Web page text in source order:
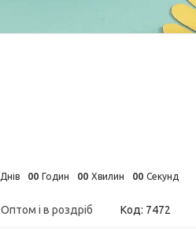
Днів 00 Годин 00 Хвилин 00 Секунд
Оптом і в роздріб Код: 7472